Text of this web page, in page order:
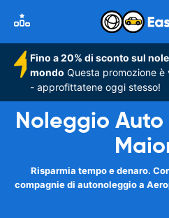
Fino a 20% di sconto sul
mondo Questa promozione è
- approfittatene oggi stesso!
Noleggio
Risparmia tempo e denaro.
compagnie di autonoleggio a